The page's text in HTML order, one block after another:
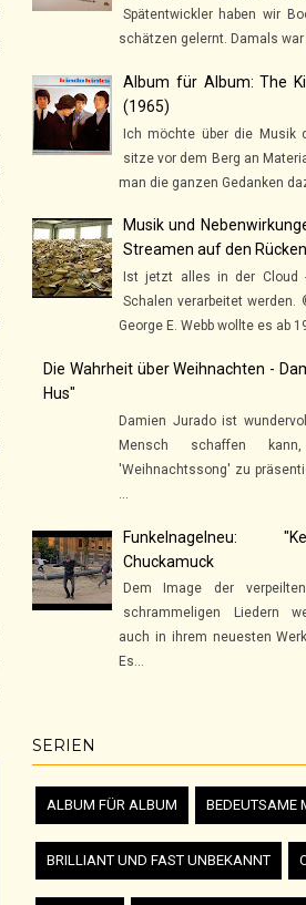
Spätentwickler haben wir
schätzen gelernt. Damals
Album für Album: The
(1965)
Ich möchte über die Musik
sitze vor dem Berg an
man die ganzen Gedanken
Musik und
Streamen auf den
Ist jetzt alles in der Cloud
Schalen verarbeitet werden.
George E. Webb wollte es ab
Die Wahrheit über Weihnachten -
Hus"
Damien Jurado ist
Mensch schaffen
'Weihnachtssong' zu
...
Funkelnagelneu:
Chuckamuck
Dem Image der
schrammeligen Liedern
auch in ihrem neuesten
Es...
SERIEN
ALBUM FÜR ALBUM BEDEUTSAME
BRILLIANT UND FAST UNBEKANNT